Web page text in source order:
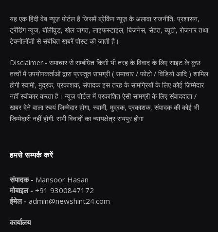
यह एक हिंदी वेब न्यूज़ पोर्टल है जिसमें ब्रेकिंग न्यूज़ के अलावा राजनीति, प्रशासन,
ट्रेंडिंग न्यूज, बॉलीवुड, खेल जगत, लाइफस्टाइल, बिजनेस, सेहत, ब्यूटी, रोजगार तथा
टेक्नोलॉजी से संबंधित खबरें पोस्ट की जाती है।
Disclaimer - समाचार से सम्बंधित किसी भी तरह के विवाद के लिए साइट के कुछ
तत्वों में उपयोगकर्ताओं द्वारा प्रस्तुत सामग्री ( समाचार / फोटो / विडियो आदि ) शामिल
होगी स्वामी, मुद्रक, प्रकाशक, संपादक इस तरह के सामग्रियों के लिए कोई ज़िम्मेदार
नहीं स्वीकार करता है। न्यूज़ पोर्टल में प्रकाशित ऐसी सामग्री के लिए संवाददाता /
खबर देने वाला स्वयं जिम्मेदार होगा, स्वामी, मुद्रक, प्रकाशक, संपादक की कोई भी
जिम्मेदारी नहीं होगी. सभी विवादों का न्यायक्षेत्र रायपुर होगा
हमसे सम्पर्क करें
संपादक - Mansoor Hasan
मोबाइल - +91 9300847172
ईमेल - admin@newshint24.com
कार्यालय